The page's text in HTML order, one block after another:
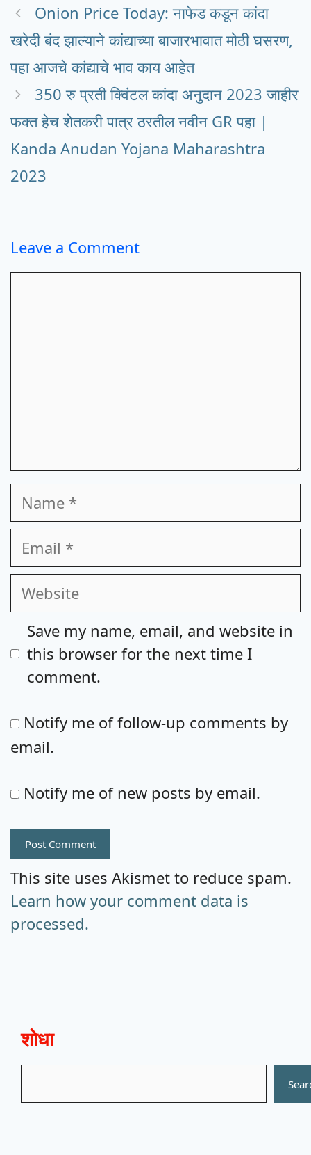
Onion Price Today: नाफेड कडून कांदा
खरेदी बंद झाल्याने कांद्याच्या बाजारभावात मोठी घसरण,
पहा आजचे कांद्याचे भाव काय आहेत
350 रु प्रती क्विंटल कांदा अनुदान 2023 जाहीर
फक्त हेच शेतकरी पात्र ठरतील नवीन GR पहा |
Kanda Anudan Yojana Maharashtra
2023
Leave a Comment
Name
Email
Website
Save my name, email, and website in
this browser for the next time I
comment.
Notify me of follow-up comments by
email.
Notify me of new posts by email.
This site uses Akismet to reduce spam.
Learn how your comment data is
processed.
शोधा